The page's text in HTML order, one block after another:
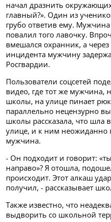
начал дразнить
главный?». Один из
грубо ответив ему.
повалил того лавочку.
вмешался охранник, а
инцидента мужчину
Росгвардии.
Пользователи соцсетей
видео, где тот же мужчина,
школы, на улице пинает
параллельно нецензурно
школы рассказала, что шла
улице, и к ним неожиданно
мужчина.
- Он подходит и говорит:
направо»? Я отошла,
происходит. Этот алкаш
получил, - рассказывает
Также известно, что
выдворить со школьной